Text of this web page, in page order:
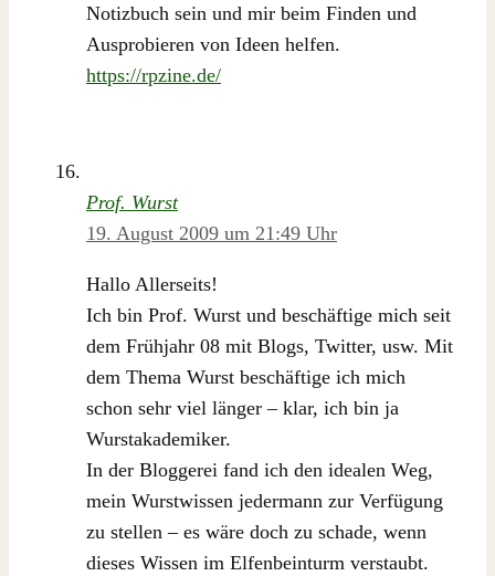
Notizbuch sein und mir beim Finden und
Ausprobieren von Ideen helfen.
https://rpzine.de/
Prof. Wurst
19. August 2009 um 21:49 Uhr
Hallo Allerseits!
Ich bin Prof. Wurst und beschäftige mich seit
dem Frühjahr 08 mit Blogs, Twitter, usw. Mit
dem Thema Wurst beschäftige ich mich
schon sehr viel länger – klar, ich bin ja
Wurstakademiker.
In der Bloggerei fand ich den idealen Weg,
mein Wurstwissen jedermann zur Verfügung
zu stellen – es wäre doch zu schade, wenn
dieses Wissen im Elfenbeinturm verstaubt.